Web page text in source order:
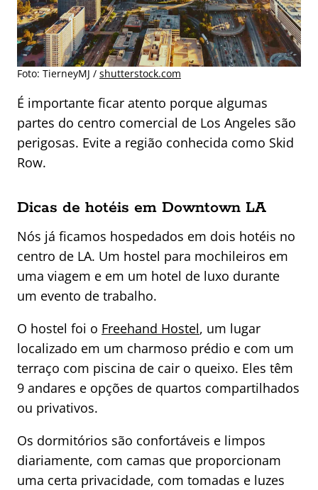
Foto: TierneyMJ / shutterstock.com
É importante ficar atento porque algumas
partes do centro comercial de Los Angeles são
perigosas. Evite a região conhecida como Skid
Row.
Dicas de hotéis em Downtown LA
Nós já ficamos hospedados em dois hotéis no
centro de LA. Um hostel para mochileiros em
uma viagem e em um hotel de luxo durante
um evento de trabalho.
O hostel foi o Freehand Hostel, um lugar
localizado em um charmoso prédio e com um
terraço com piscina de cair o queixo. Eles têm
9 andares e opções de quartos compartilhados
ou privativos.
Os dormitórios são confortáveis e limpos
diariamente, com camas que proporcionam
uma certa privacidade, com tomadas e luzes